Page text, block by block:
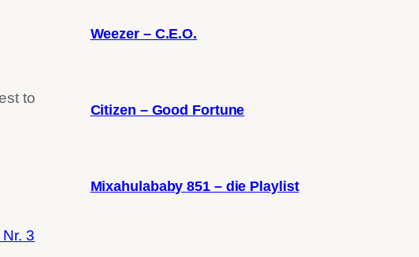
to
3
Weezer – C.E.O.
Citizen – Good Fortune
Mixahulababy 851 – die Playlist